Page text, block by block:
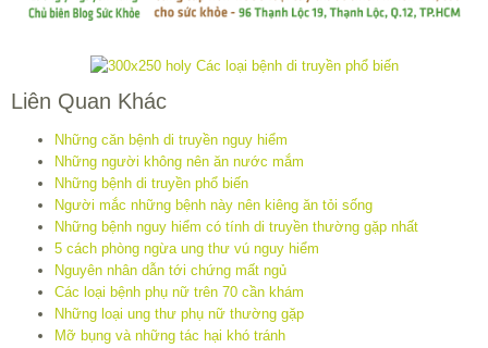
Liên Quan Khác
Những căn bệnh di truyền nguy hiểm
Những người không nên ăn nước mắm
Những bệnh di truyền phổ biến
Người mắc những bệnh này nên kiêng ăn tỏi sống
Những bệnh nguy hiểm có tính di truyền thường gặp nhất
5 cách phòng ngừa ung thư vú nguy hiểm
Nguyên nhân dẫn tới chứng mất ngủ
Các loại bệnh phụ nữ trên 70 cần khám
Những loại ung thư phụ nữ thường gặp
Mỡ bụng và những tác hại khó tránh